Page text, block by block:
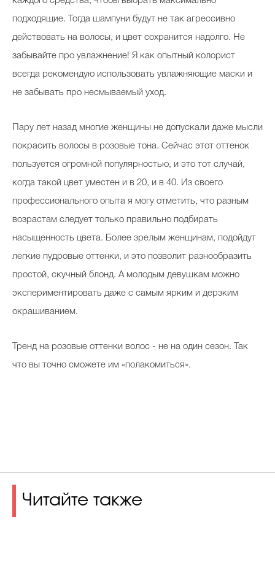
подходящие. Тогда шампуни будут не так агрессивно
действовать на волосы, и цвет сохранится надолго. Не
забывайте про увлажнение! Я как опытный колорист
всегда рекомендую использовать увлажняющие маски и
не забывать про несмываемый уход.
Пару лет назад многие женщины не допускали даже мысли
покрасить волосы в розовые тона. Сейчас этот оттенок
пользуется огромной популярностью, и это тот случай,
когда такой цвет уместен и в 20, и в 40. Из своего
профессионального опыта я могу отметить, что разным
возрастам следует только правильно подбирать
насыщенность цвета. Более зрелым женщинам, подойдут
легкие пудровые оттенки, и это позволит разнообразить
простой, скучный блонд. А молодым девушкам можно
экспериментировать даже с самым ярким и дерзким
окрашиванием.
Тренд на розовые оттенки волос - не на один сезон. Так
что вы точно сможете им «полакомиться».
Читайте также